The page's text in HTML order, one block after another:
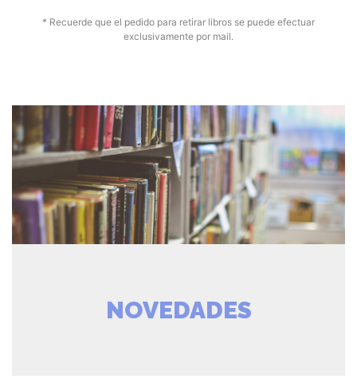
* Recuerde que el pedido para retirar libros se puede efectuar
exclusivamente por mail.
NOVEDADES